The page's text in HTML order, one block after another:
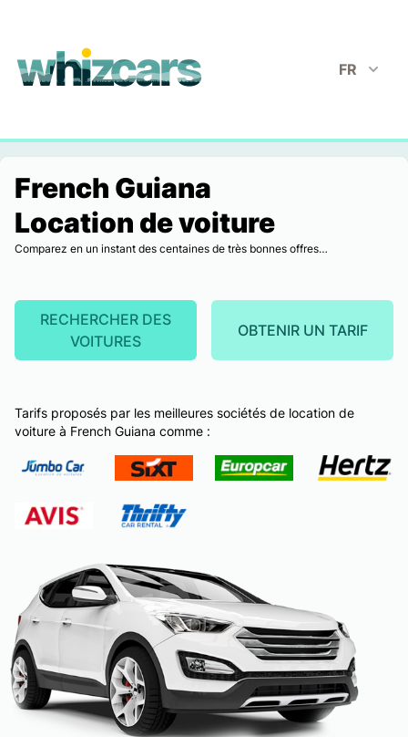
whizcars.com
FR
French Guiana
Location de voiture
Comparez en un instant des centaines de très bonnes offres…
RECHERCHER DES
VOITURES
OBTENIR UN TARIF
Tarifs proposés par les meilleures sociétés de location de
voiture à French Guiana comme :